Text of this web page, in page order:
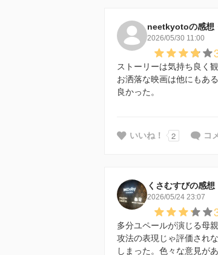
neetkyotoの感想
2026/05/30 11:00
ストーリーは気持ち良く
お洒落な映画は他にもあ
良かった。
いいね！ 2 コ
くさむすびの感想
2026/05/24 23:07
多分ユペールが演じる母
攻法の表現じゃ評価され
しまった。色々な意見が